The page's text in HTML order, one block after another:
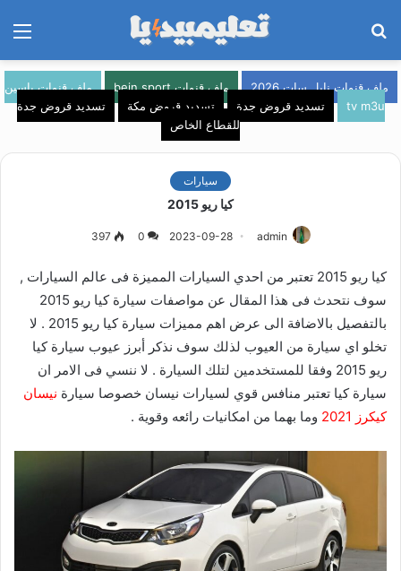
عن
ملف قنوات نايل سات 2026 ملف قنوات bein sport
ملف قنوات ياسين
tv m3u
تسديد قروض جدة تسديد قروض مكة
تسديد قروض جدة
للقطاع الخاص
سيارات
كيا ريو 2015
admin
2023-09-28
0
397
كيا ريو 2015 تعتبر من احدي السيارات المميزة فى عالم السيارات ,
سوف نتحدث فى هذا المقال عن مواصفات سيارة كيا ريو 2015
بالتفصيل بالاضافة الى عرض اهم مميزات سيارة كيا ريو 2015 . لا
تخلو اي سيارة من العيوب لذلك سوف نذكر أبرز عيوب سيارة كيا
ريو 2015 وفقا للمستخدمين لتلك السيارة . لا ننسي فى الامر ان
سيارة كيا تعتبر منافس قوي لسيارات نيسان خصوصا سيارة نيسان
كيكرز 2021
وما بهما من امكانيات رائعه وقوية .